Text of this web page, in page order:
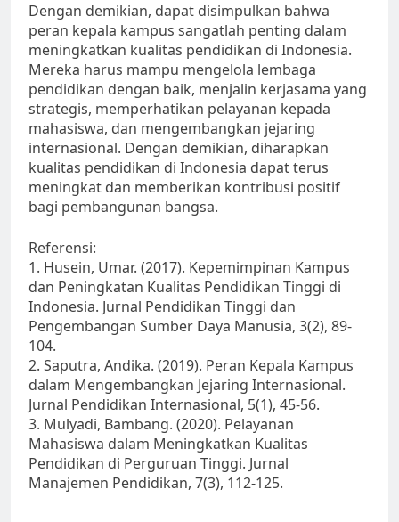
Dengan demikian, dapat disimpulkan bahwa
peran kepala kampus sangatlah penting dalam
meningkatkan kualitas pendidikan di Indonesia.
Mereka harus mampu mengelola lembaga
pendidikan dengan baik, menjalin kerjasama yang
strategis, memperhatikan pelayanan kepada
mahasiswa, dan mengembangkan jejaring
internasional. Dengan demikian, diharapkan
kualitas pendidikan di Indonesia dapat terus
meningkat dan memberikan kontribusi positif
bagi pembangunan bangsa.
Referensi:
1. Husein, Umar. (2017). Kepemimpinan Kampus
dan Peningkatan Kualitas Pendidikan Tinggi di
Indonesia. Jurnal Pendidikan Tinggi dan
Pengembangan Sumber Daya Manusia, 3(2), 89-
104.
2. Saputra, Andika. (2019). Peran Kepala Kampus
dalam Mengembangkan Jejaring Internasional.
Jurnal Pendidikan Internasional, 5(1), 45-56.
3. Mulyadi, Bambang. (2020). Pelayanan
Mahasiswa dalam Meningkatkan Kualitas
Pendidikan di Perguruan Tinggi. Jurnal
Manajemen Pendidikan, 7(3), 112-125.